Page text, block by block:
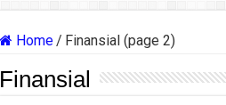
Home/ Finansial (page 2)
Finansial